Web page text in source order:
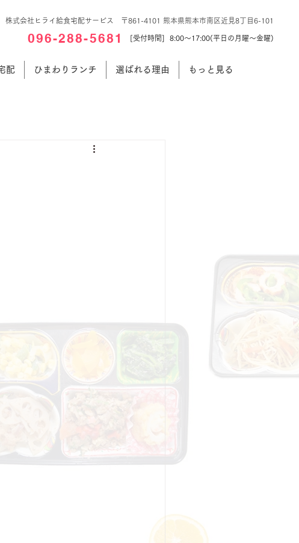
株式会社ヒライ給食宅配サービス 〒861-4101 熊本県熊本市南区近見8丁目6-101
096-288-5681 [受付時間] 8:00～17:00(平日の月曜～金曜)
配 ひまわりランチ 選ばれる理由 もっと見る